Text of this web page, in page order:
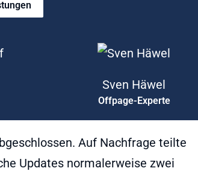
Sven Häwel
Offpage-Experte
Auf Nachfrage teilte
Updates normalerweise zwei